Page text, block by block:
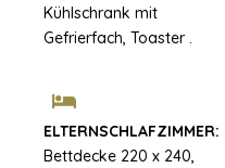
Kühlschrank mit
Gefrierfach, Toaster .
ELTERNSCHLAFZIMMER:
Bettdecke 220 x 240,